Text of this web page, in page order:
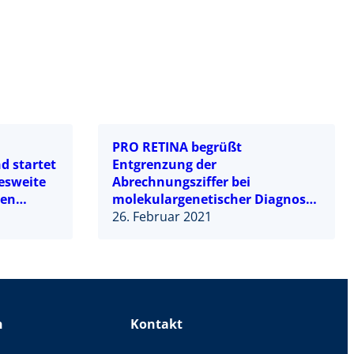
startet
PRO RETINA begrüßt
Entgrenzung der
Abrechnungsziffer bei
molekulargenetischer Diagnose
– auch Betroffene von
26. Februar 2021
Kontakt